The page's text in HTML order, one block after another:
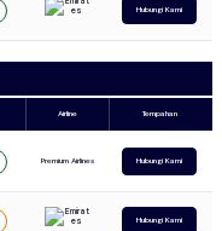
Hubungi Kami
Airline Tempahan
Premium Airlines Hubungi Kami
Hubungi Kami